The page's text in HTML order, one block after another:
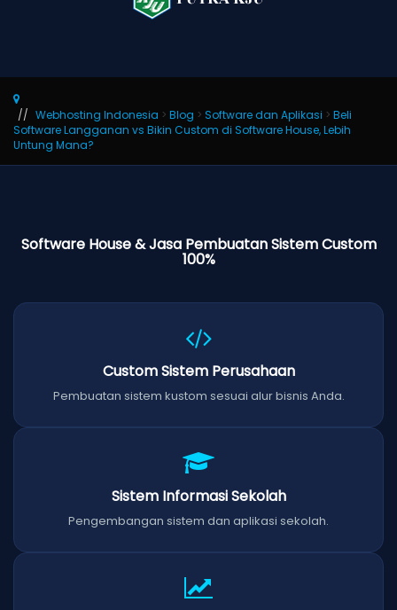
Webhosting Indonesia > Blog > Software dan Aplikasi > Beli
Software Langganan vs Bikin Custom di Software House, Lebih
Untung Mana?
Software House & Jasa Pembuatan Sistem Custom
100%
Custom Sistem Perusahaan
Pembuatan sistem kustom sesuai alur bisnis Anda.
Sistem Informasi Sekolah
Pengembangan sistem dan aplikasi sekolah.